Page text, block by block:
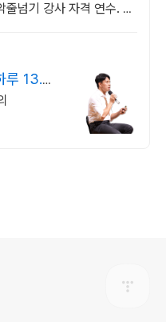
넘기 강사 자격 연수. 지
루 13.8